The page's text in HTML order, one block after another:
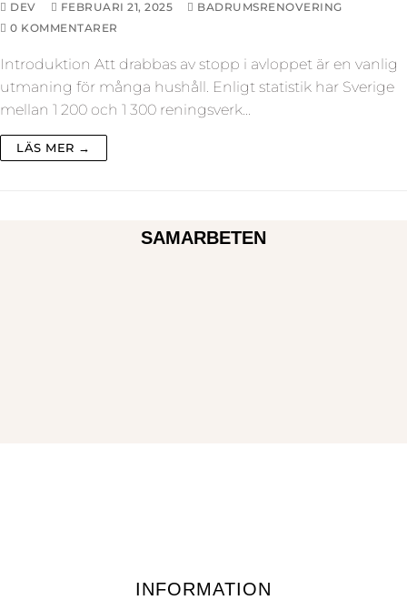
DEV FEBRUARI 21, 2025
BADRUMSRENOVERING
0 KOMMENTARER
Introduktion Att drabbas av stopp i avloppet är en vanlig
utmaning för många hushåll. Enligt statistik har Sverige
mellan 1 200 och 1 300 reningsverk…
LÄS MER →
SAMARBETEN
INFORMATION